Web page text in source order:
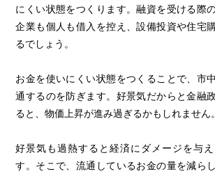
にくい状態をつくります。融資を受ける際
企業も個人も借入を控え、設備投資や住宅
るでしょう。
お金を使いにくい状態をつくることで、市
通するのを防ぎます。好景気だからと金融
ると、物価上昇が進み過ぎるかもしれません。
好景気も過熱すると経済にダメージを与
す。そこで、流通しているお金の量を減ら